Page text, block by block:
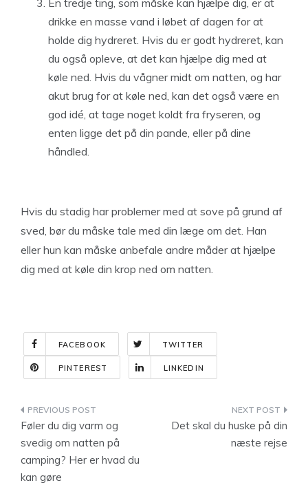
En tredje ting, som måske kan hjælpe dig, er at
drikke en masse vand i løbet af dagen for at
holde dig hydreret. Hvis du er godt hydreret, kan
du også opleve, at det kan hjælpe dig med at
køle ned. Hvis du vågner midt om natten, og har
akut brug for at køle ned, kan det også være en
god idé, at tage noget koldt fra fryseren, og
enten ligge det på din pande, eller på dine
håndled.
Hvis du stadig har problemer med at sove på grund af
sved, bør du måske tale med din læge om det. Han
eller hun kan måske anbefale andre måder at hjælpe
dig med at køle din krop ned om natten.
FACEBOOK TWITTER
PINTEREST LINKEDIN
Indlægsnavigation
Føler du dig varm og
svedig om natten på
camping? Her er hvad du
kan gøre
Det skal du huske på din
næste rejse